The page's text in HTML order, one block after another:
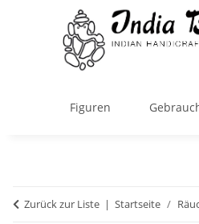
Figuren
Zurück zur Liste Startseite